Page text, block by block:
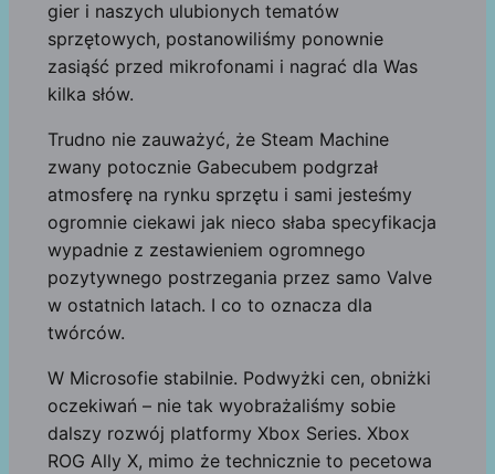
gier i naszych ulubionych tematów
sprzętowych, postanowiliśmy ponownie
zasiąść przed mikrofonami i nagrać dla Was
kilka słów.
Trudno nie zauważyć, że Steam Machine
zwany potocznie Gabecubem podgrzał
atmosferę na rynku sprzętu i sami jesteśmy
ogromnie ciekawi jak nieco słaba specyfikacja
wypadnie z zestawieniem ogromnego
pozytywnego postrzegania przez samo Valve
w ostatnich latach. I co to oznacza dla
twórców.
W Microsofie stabilnie. Podwyżki cen, obniżki
oczekiwań – nie tak wyobrażaliśmy sobie
dalszy rozwój platformy Xbox Series. Xbox
ROG Ally X, mimo że technicznie to pecetowa